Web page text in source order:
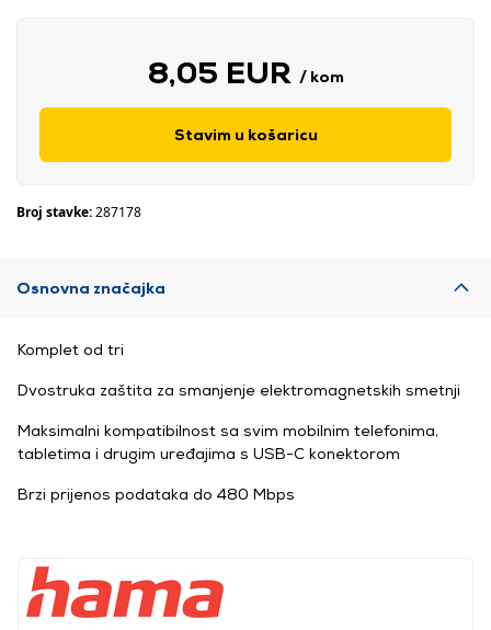
8,05 EUR / kom
Stavim u košaricu
Broj stavke:287178
Osnovna značajka
Komplet od tri
Dvostruka zaštita za smanjenje elektromagnetskih smetnji
Maksimalni kompatibilnost sa svim mobilnim telefonima,
tabletima i drugim uređajima s USB-C konektorom
Brzi prijenos podataka do 480 Mbps